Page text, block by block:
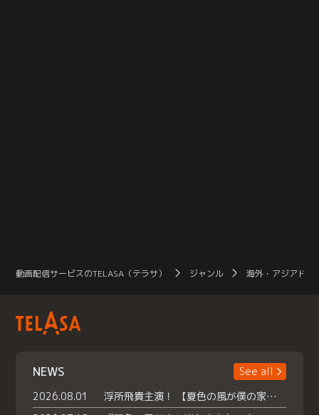
動画配信サービスのTELASA（テラサ） ジャンル 海外・アジアドラ
NEWS
See all
2026.08.01
浮所飛貴主演！ 【夏色の風が僕の家にやってきた】 本日よりテラサで独占配信スタート！